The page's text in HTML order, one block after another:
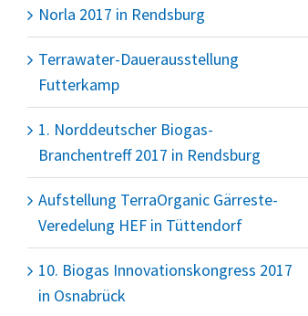
Norla 2017 in Rendsburg
Terrawater-Dauerausstellung
Futterkamp
1. Norddeutscher Biogas-
Branchentreff 2017 in Rendsburg
Aufstellung TerraOrganic Gärreste-
Veredelung HEF in Tüttendorf
10. Biogas Innovationskongress 2017
in Osnabrück